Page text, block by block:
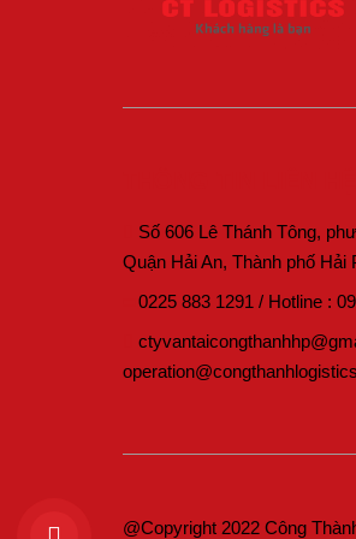
Số 606 Lê Thánh Tông,
Quận Hải An, Thành phố Hải
0225 883 1291 / Hotline :
@Copyright 2022 Công